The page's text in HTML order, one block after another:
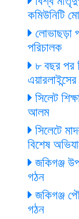
কমিউনিটি
লোভাছড়া
পরিচালক
৮ বছর পর
সিলেট
আলম
সিলেটে
বিশেষ
জকিগঞ্জ
গঠন
জকিগঞ্জ
গঠন